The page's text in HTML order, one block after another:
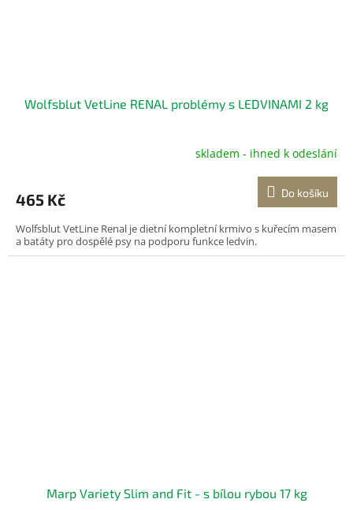
Wolfsblut VetLine RENAL problémy s LEDVINAMI 2 kg
skladem - ihned k odeslání
465 Kč Do košíku
Wolfsblut VetLine Renal je dietní kompletní krmivo s kuřecím masem
a batáty pro dospělé psy na podporu funkce ledvin.
Marp Variety Slim and Fit - s bílou rybou 17 kg